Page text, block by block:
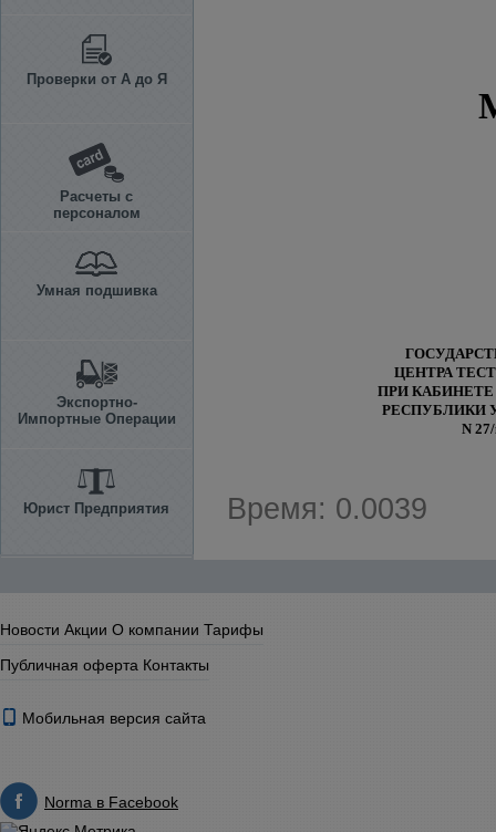
Проверки от А до Я
Расчеты с
персоналом
Умная подшивка
Экспортно-
Импортные Операции
Юрист Предприятия
ЦЕНТРА
ПРИ
РЕСПУБЛИКИ
N
Время: 0.0039
Новости Акции О компании Тарифы
Публичная оферта Контакты
Мобильная версия сайта
Norma в Facebook